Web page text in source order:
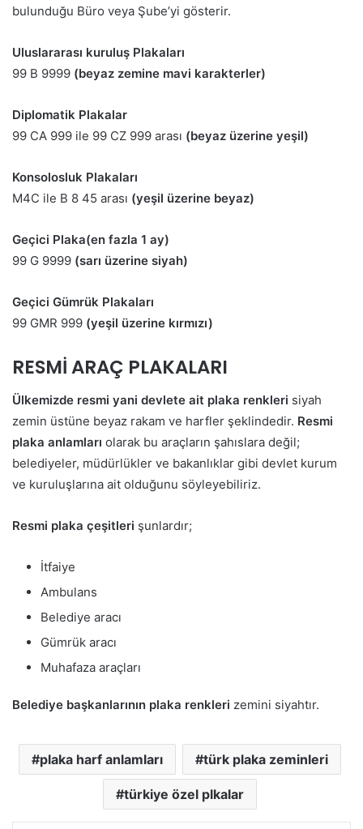
bulunduğu Büro veya Şube’yi gösterir.
Uluslararası kuruluş Plakaları
99 B 9999 (beyaz zemine mavi karakterler)
Diplomatik Plakalar
99 CA 999 ile 99 CZ 999 arası (beyaz üzerine yeşil)
Konsolosluk Plakaları
M4C ile B 8 45 arası (yeşil üzerine beyaz)
Geçici Plaka(en fazla 1 ay)
99 G 9999 (sarı üzerine siyah)
Geçici Gümrük Plakaları
99 GMR 999 (yeşil üzerine kırmızı)
RESMİ ARAÇ PLAKALARI
Ülkemizde resmi yani devlete ait plaka renkleri siyah
zemin üstüne beyaz rakam ve harfler şeklindedir. Resmi
plaka anlamları olarak bu araçların şahıslara değil;
belediyeler, müdürlükler ve bakanlıklar gibi devlet kurum
ve kuruluşlarına ait olduğunu söyleyebiliriz.
Resmi plaka çeşitleri şunlardır;
İtfaiye
Ambulans
Belediye aracı
Gümrük aracı
Muhafaza araçları
Belediye başkanlarının plaka renkleri zemini siyahtır.
plaka harf anlamları türk plaka zeminleri
türkiye özel plkalar